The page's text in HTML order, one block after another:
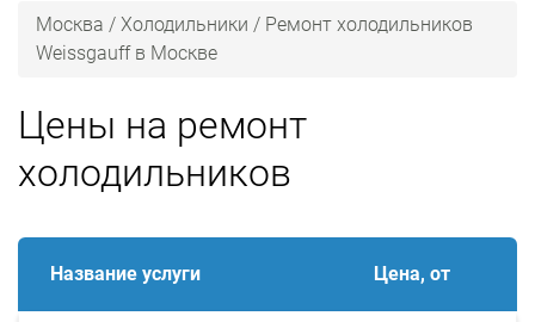
Москва / Холодильники / Ремонт холодильников
Weissgauff в Москве
Цены на ремонт
холодильников
Название услуги Цена, от